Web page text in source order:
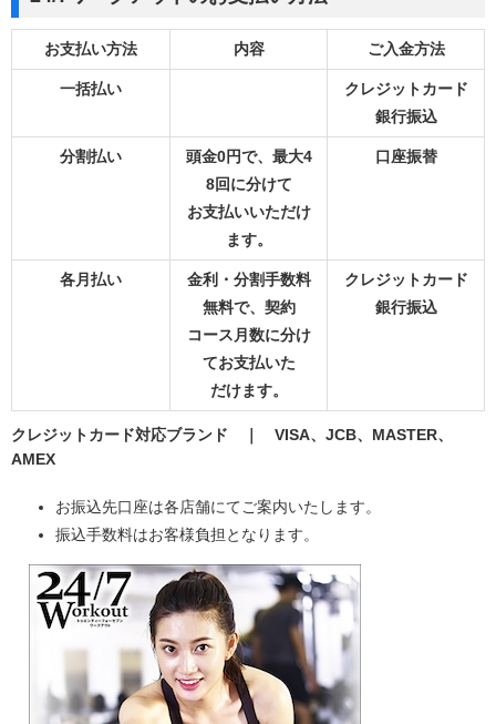
お支払い方法 内容 ご入金方法
一括払い
クレジットカード
銀行振込
分割払い
頭金0円で、最大4
8回に分けて
お支払いいただけ
ます。
口座振替
各月払い
金利・分割手数料
無料で、契約
コース月数に分け
てお支払いた
だけます。
クレジットカード
銀行振込
クレジットカード対応ブランド ｜ VISA、JCB、MASTER、
AMEX
お振込先口座は各店舗にてご案内いたします。
振込手数料はお客様負担となります。